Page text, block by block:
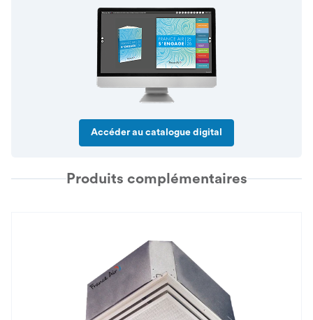
Accéder au catalogue digital
Produits complémentaires